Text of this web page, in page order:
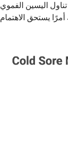
اليسين الفموي